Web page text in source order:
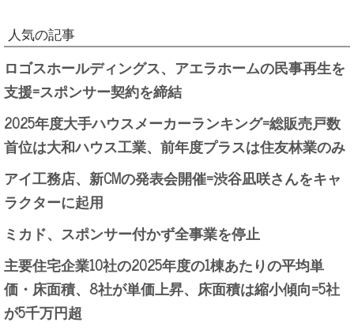
人気の記事
ロゴスホールディングス、アエラホームの民事再生を
支援=スポンサー契約を締結
2025年度大手ハウスメーカーランキング=総販売戸数
首位は大和ハウス工業、前年度プラスは住友林業のみ
アイ工務店、新CMの発表会開催=渋谷凪咲さんをキャ
ラクターに起用
ミカド、スポンサー付かず全事業を停止
主要住宅企業10社の2025年度の1棟あたりの平均単
価・床面積、8社が単価上昇、床面積は縮小傾向=5社
が5千万円超